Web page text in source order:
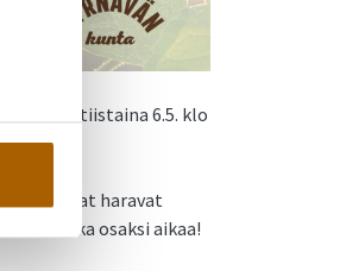
jälleen tiistaina 6.5. klo
jne. Omat haravat
vaikka osaksi aikaa!